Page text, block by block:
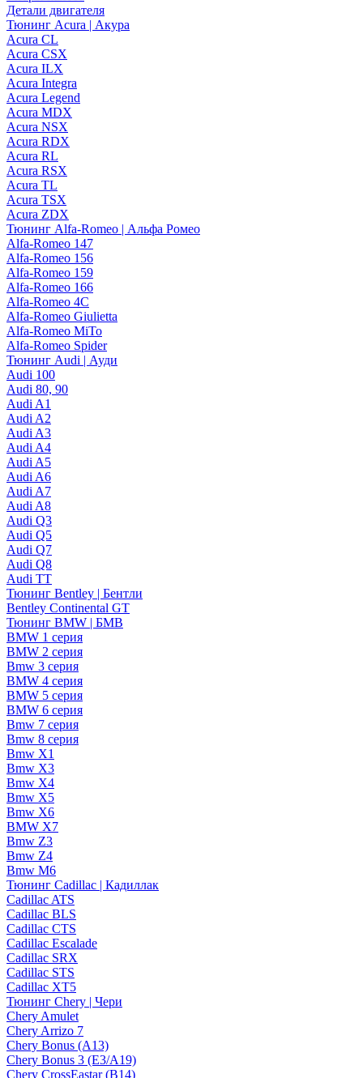
Детали двигателя
Тюнинг Acura | Акура
Acura CL
Acura CSX
Acura ILX
Acura Integra
Acura Legend
Acura MDX
Acura NSX
Acura RDX
Acura RL
Acura RSX
Acura TL
Acura TSX
Acura ZDX
Тюнинг Alfa-Romeo | Альфа Ромео
Alfa-Romeo 147
Alfa-Romeo 156
Alfa-Romeo 159
Alfa-Romeo 166
Alfa-Romeo 4C
Alfa-Romeo Giulietta
Alfa-Romeo MiTo
Alfa-Romeo Spider
Тюнинг Audi | Ауди
Audi 100
Audi 80, 90
Audi A1
Audi A2
Audi A3
Audi A4
Audi A5
Audi A6
Audi A7
Audi A8
Audi Q3
Audi Q5
Audi Q7
Audi Q8
Audi TT
Тюнинг Bentley | Бентли
Bentley Continental GT
Тюнинг BMW | БМВ
BMW 1 серия
BMW 2 серия
Bmw 3 серия
BMW 4 серия
BMW 5 серия
BMW 6 серия
Bmw 7 серия
Bmw 8 серия
Bmw X1
Bmw X3
Bmw X4
Bmw X5
Bmw X6
BMW X7
Bmw Z3
Bmw Z4
Bmw М6
Тюнинг Cadillac | Кадиллак
Cadillac ATS
Cadillac BLS
Cadillac CTS
Cadillac Escalade
Cadillac SRX
Cadillac STS
Cadillac XT5
Тюнинг Chery | Чери
Chery Amulet
Chery Arrizo 7
Chery Bonus (A13)
Chery Bonus 3 (E3/A19)
Chery CrossEastar (B14)